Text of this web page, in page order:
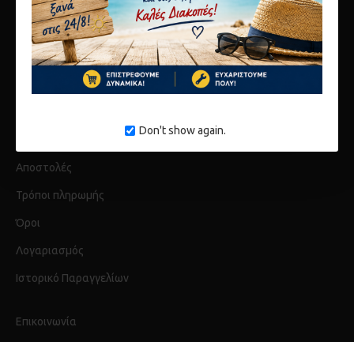
Don't show again.
10ο χλμ Αθηνών Λαμίας
Μεταμόρφωση 14451
τηλ 2117808440
info@karagianni.com
Αποστολές
Τρόποι πληρωμής
Όροι
Λογαριασμός
Ιστορικό Παραγγελίων
Επικοινωνία